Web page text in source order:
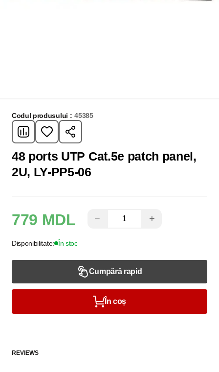
Codul produsului : 45385
48 ports UTP Cat.5e patch panel,
2U, LY-PP5-06
779 MDL − +
Disponibilitate: În stoc
Cumpără rapid
În coș
REVIEWS